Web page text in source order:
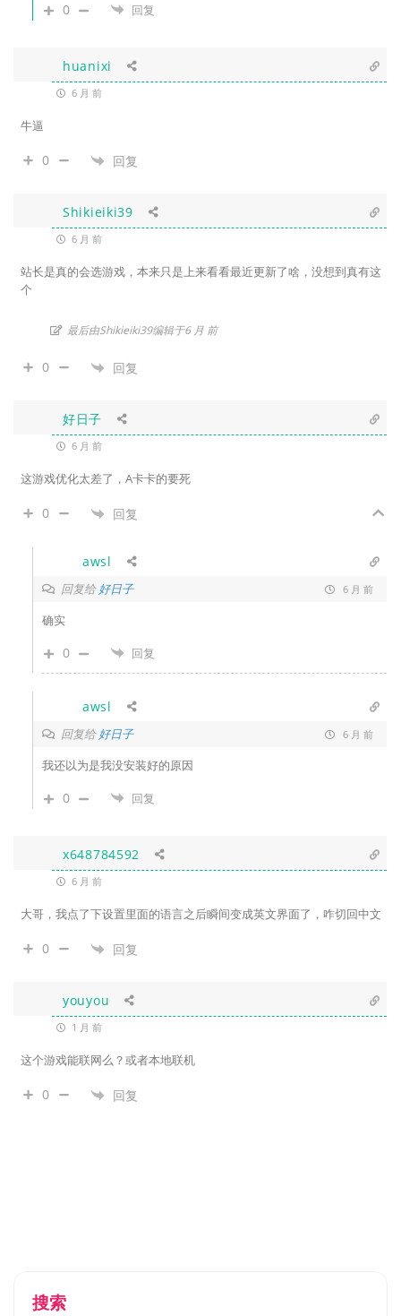
0 回复
huanixi
6 月 前
牛逼
0 回复
Shikieiki39
6 月 前
站长是真的会选游戏，本来只是上来看看最近更新了啥，没想到真有这
个
最后由Shikieiki39编辑于6 月 前
0 回复
好日子
6 月 前
这游戏优化太差了，A卡卡的要死
0 回复
awsl
回复给好日子 6 月 前
确实
0 回复
awsl
回复给好日子 6 月 前
我还以为是我没安装好的原因
0 回复
x648784592
6 月 前
大哥，我点了下设置里面的语言之后瞬间变成英文界面了，咋切回中文
0 回复
youyou
1 月 前
这个游戏能联网么？或者本地联机
0 回复
搜索